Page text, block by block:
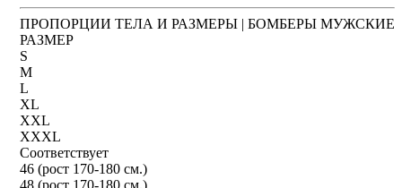
ПРОПОРЦИИ ТЕЛА И РАЗМЕРЫ | БОМБЕРЫ МУЖСКИЕ
РАЗМЕР
S
M
L
XL
XXL
XXXL
Соответствует
46 (рост 170-180 см.)
48 (рост 170-180 см.)